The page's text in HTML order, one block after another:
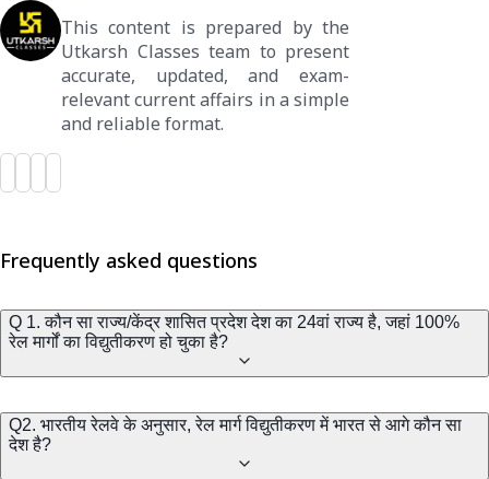
This content is prepared by the
Utkarsh Classes team to present
accurate, updated, and exam-
relevant current affairs in a simple
and reliable format.
Frequently asked questions
Q 1. कौन सा राज्य/केंद्र शासित प्रदेश देश का 24वां राज्य है, जहां 100%
रेल मार्गों का विद्युतीकरण हो चुका है?
Q2. भारतीय रेलवे के अनुसार, रेल मार्ग विद्युतीकरण में भारत से आगे कौन सा
देश है?